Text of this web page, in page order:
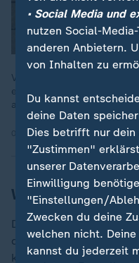
Viele Eltern fühlen sich
eine aktuelle Studie. Vor
an alles denken zu müssen.
04.05.2026 | 1:55 min
Wie wird sich
Der Deutsche
des
kommenden Jahr um
• Social Media und
nutzen Social-
anderen Anbietern.
von Inhalten zu
Du kannst
deine Daten
Dies betrifft nur
"Zustimmen"
unserer
Einwilligung
"Einstellungen/
Zwecken du deine
welchen nicht.
kannst du jederzeit